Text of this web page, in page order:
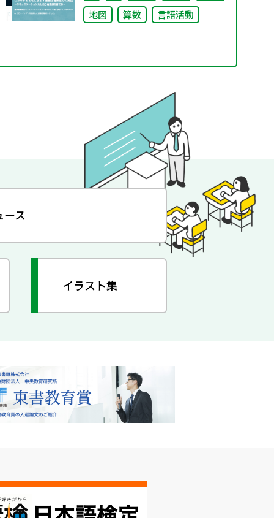
地図
算数 言語活動
ース
イラスト集